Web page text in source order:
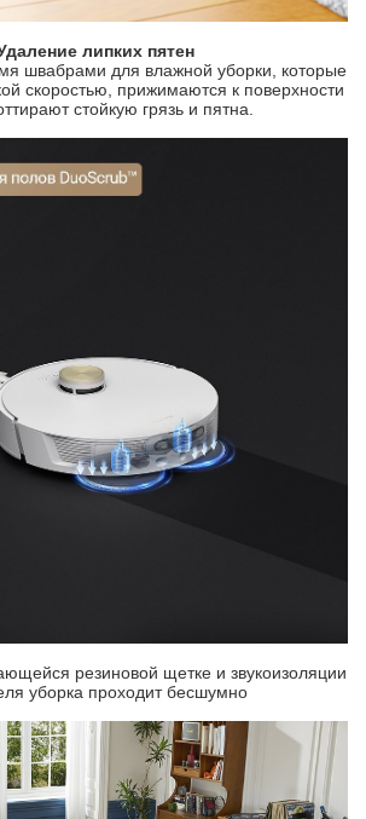
липких пятен
швабрами для влажной уборки, которые
скоростью, прижимаются к поверхности
стойкую грязь и пятна.
резиновой щетке и звукоизоляции
уборка проходит бесшумно